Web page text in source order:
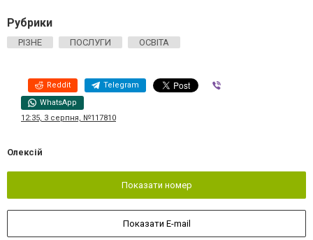
Рубрики
РІЗНЕ ПОСЛУГИ ОСВІТА
Reddit Telegram
WhatsApp
12:35, 3 серпня, №117810
Олексій
Показати номер
Показати E-mail